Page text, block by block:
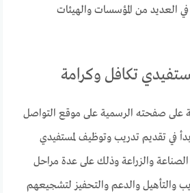
العديد من المؤسسات والهيئات
تكافل وكرامة
على صفحته الرسمية على موقع التواصل
في تقديم تدريب وتوظيف لمستفيدي
والزراعة وذلك على عدة مراحل
والتأهيل والدعم والتحفيز لتشجيعهم